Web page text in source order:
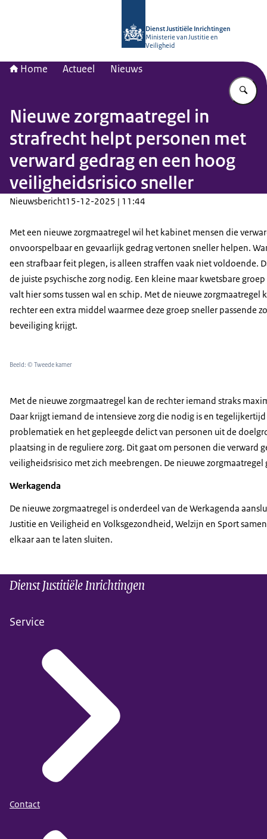
Dienst Justitiële Inrichtingen
Ministerie van Justitie en
Veiligheid
Home Actueel Nieuws
Nieuwe zorgmaatregel in
strafrecht helpt personen met
verward gedrag en een hoog
veiligheidsrisico sneller
Nieuwsbericht15-12-2025 | 11:44
Met een nieuwe zorgmaatregel wil het kabinet mensen die
onvoorspelbaar en gevaarlijk gedrag vertonen sneller helpen.
een strafbaar feit plegen, is alleen straffen vaak niet voldoende.
de juiste psychische zorg nodig. Een kleine maar kwetsbare
valt hier soms tussen wal en schip. Met de nieuwe zorgmaatregel
rechter een extra middel waarmee deze groep sneller passende
beveiliging krijgt.
Beeld: © Tweede kamer
Met de nieuwe zorgmaatregel kan de rechter iemand straks
Daar krijgt iemand de intensieve zorg die nodig is en
problematiek en het gepleegde delict van personen uit de
plaatsing in de reguliere zorg. Dit gaat om personen die
veiligheidsrisico met zich meebrengen. De nieuwe
Werkagenda
De nieuwe zorgmaatregel is onderdeel van de Werkagenda
Justitie en Veiligheid en Volksgezondheid, Welzijn en Sport
elkaar aan te laten sluiten.
Dienst Justitiële Inrichtingen
Service
Contact